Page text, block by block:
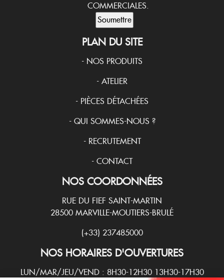
COMMERCIALES.
PLAN DU SITE
- NOS PRODUITS
- ATELIER
- PIÈCES DÉTACHÉES
- QUI SOMMES-NOUS ?
- RECRUTEMENT
- CONTACT
NOS COORDONNÉES
RUE DU FIEF SAINT-MARTIN
28500 MARVILLE-MOUTIERS-BRULÉ
(+33) 237485000
NOS HORAIRES D'OUVERTURES
LUN/MAR/JEU/VEND : 8H30-12H30 13H30-17H30